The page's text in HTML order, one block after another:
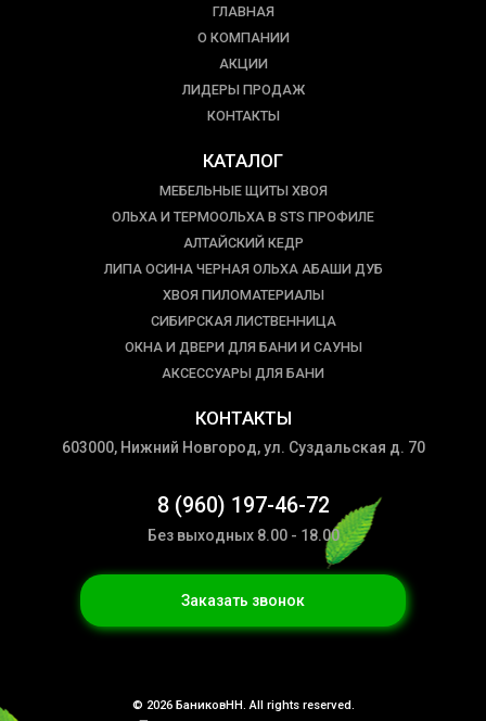
ГЛАВНАЯ
О КОМПАНИИ
АКЦИИ
ЛИДЕРЫ ПРОДАЖ
КОНТАКТЫ
КАТАЛОГ
МЕБЕЛЬНЫЕ ЩИТЫ ХВОЯ
ОЛЬХА И ТЕРМООЛЬХА В STS ПРОФИЛЕ
АЛТАЙСКИЙ КЕДР
ЛИПА ОСИНА ЧЕРНАЯ ОЛЬХА АБАШИ ДУБ
ХВОЯ ПИЛОМАТЕРИАЛЫ
СИБИРСКАЯ ЛИСТВЕННИЦА
ОКНА И ДВЕРИ ДЛЯ БАНИ И САУНЫ
АКСЕССУАРЫ ДЛЯ БАНИ
КОНТАКТЫ
603000, Нижний Новгород, ул. Суздальская д. 70
8 (960) 197-46-72
Без выходных 8.00 - 18.00
Заказать звонок
© 2026 БаниковНН. All rights reserved.